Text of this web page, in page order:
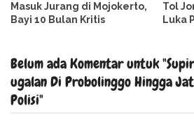
Masuk Jurang di Mojokerto,
Bayi 10 Bulan Kritis
Tol
Luka
Belum ada Komentar untuk
ugalan Di Probolinggo Hingga
Polisi"